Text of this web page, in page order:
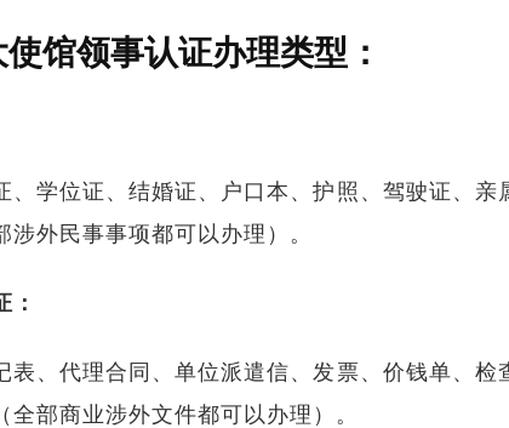
馆领事认证办理类型：
、学位证、结婚证、户口本、护照、驾驶证、
外民事事项都可以办理）。
：
表、代理合同、单位派遣信、发票、价钱单、
部商业涉外文件都可以办理）。